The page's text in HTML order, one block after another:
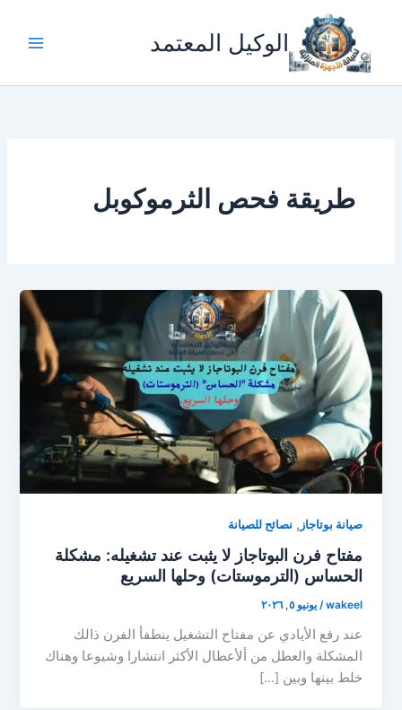
المحتوى
الوكيل المعتمد
طريقة فحص الثرموكوبل
صيانة بوتاجاز , نصائح للصيانة
​مفتاح فرن البوتاجاز لا يثبت عند تشغيله: مشكلة
الحساس (الترموستات) وحلها السريع
wakeel
/يونيو ٥, ٢٠٢٦
عند رفع الأيادي عن مفتاح التشغيل ينطفأ الفرن ذالك
المشكلة والعطل من ألأعطال الأكثر انتشارا وشيوعا وهناك
خلط بينها وبين […]